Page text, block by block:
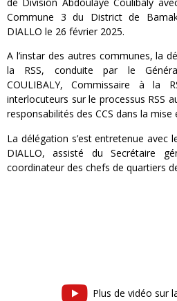
Commune 3 du District de
DIALLO le 26 février 2025.
A l’instar des autres communes, la
la RSS, conduite par le
COULIBALY, Commissaire à la
interlocuteurs sur le processus RSS
responsabilités des CCS dans la
La délégation s’est entretenue avec
DIALLO, assisté du Secrétaire
coordinateur des chefs de quartiers
Plus de vidéo sur